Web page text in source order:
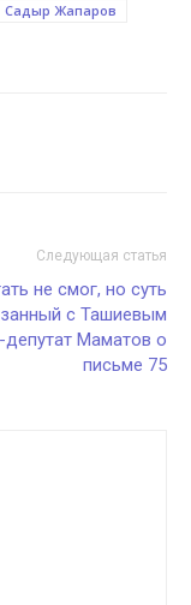
Садыр Жапаров
Следующая статья
не смог, но суть
с Ташиевым
депутат Маматов о
письме 75